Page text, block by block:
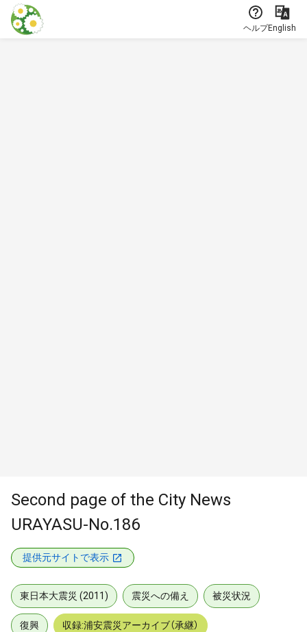
本文に飛ぶ
ヘルプEnglish
Second page of the City News
URAYASU-No.186
提供元サイトで表示
東日本大震災 (2011) 震災への備え 被災状況
復興 収録:浦安震災アーカイブ（承継）